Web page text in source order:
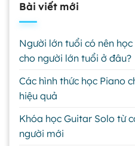
Bài viết mới
Người lớn tuổi có nên
cho người lớn tuổi ở đâu?
Các hình thức học Piano
hiệu quả
Khóa học Guitar Solo từ
người mới